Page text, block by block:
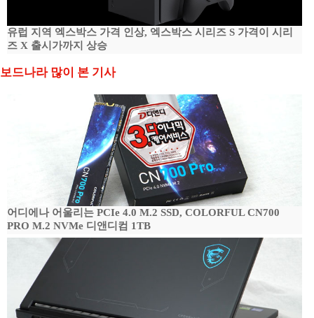
유럽 지역 엑스박스 가격 인상, 엑스박스 시리즈 S 가격이 시리
즈 X 출시가까지 상승
보드나라 많이 본 기사
어디에나 어울리는 PCIe 4.0 M.2 SSD, COLORFUL CN700
PRO M.2 NVMe 디앤디컴 1TB